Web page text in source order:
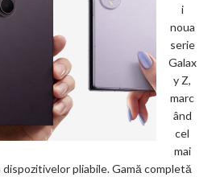
i
noua
serie
Galax
y Z,
marc
ând
cel
mai
pliabile. Gamă completă